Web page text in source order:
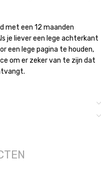
met een 12 maanden
je liever een lege achterkant
een lege pagina te houden,
om er zeker van te zijn dat